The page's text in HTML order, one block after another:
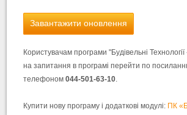
Завантажити оновлення
Користувачам програми "Будівельні
на запитання в програмі перейти по
телефоном 044-501-63-10.
Купити нову програму і додаткові модулі: ПК